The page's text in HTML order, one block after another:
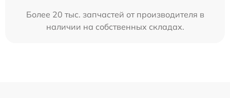
Более 20 тыс. запчастей от производителя в
наличии на собственных складах.